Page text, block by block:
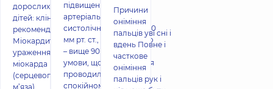
дорослих і
дітей: клінічні
рекомендації
Міокардит –
ураження
міокарда
(серцевого
м’яза)
підвищення
артеріального тиску:
систолічного – вище 140
мм рт. ст., діастолічного
– вище 90 мм рт. ст. за
умови, що вимірювання
проводились у
спокійному стані й не
Причини
оніміння
пальців уві сні і
вдень Повне і
часткове
оніміння
пальців рук і